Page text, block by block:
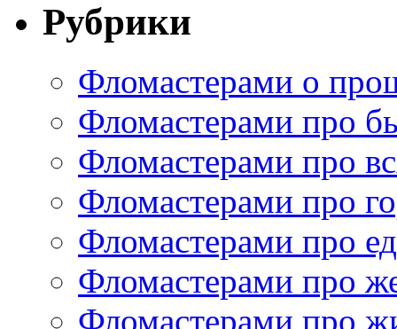
Рубрики
Фломастерами о
Фломастерами про
Фломастерами про
Фломастерами про
Фломастерами про
Фломастерами про
Фломастерами про